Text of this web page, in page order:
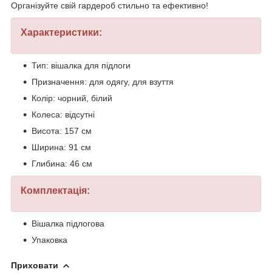
Організуйте свій гардероб стильно та ефективно!
Характеристики:
Тип: вішалка для підлоги
Призначення: для одягу, для взуття
Колір: чорний, білий
Колеса: відсутні
Висота: 157 см
Ширина: 91 см
Глибина: 46 см
Комплектація:
Вішалка підлогова
Упаковка
Приховати